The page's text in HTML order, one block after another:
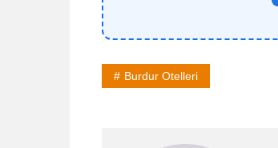
Burdur Otelleri